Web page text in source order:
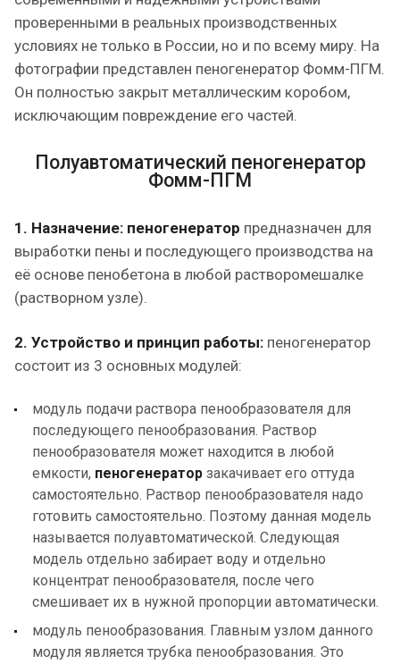
проверенными в реальных производственных
условиях не только в России, но и по всему миру. На
фотографии представлен пеногенератор Фомм-ПГМ.
Он полностью закрыт металлическим коробом,
исключающим повреждение его частей.
Полуавтоматический пеногенератор
Фомм-ПГМ
1. Назначение: пеногенератор предназначен для
выработки пены и последующего производства на
её основе пенобетона в любой растворомешалке
(растворном узле).
2. Устройство и принцип работы: пеногенератор
состоит из 3 основных модулей:
модуль подачи раствора пенообразователя для
последующего пенообразования. Раствор
пенообразователя может находится в любой
емкости, пеногенератор закачивает его оттуда
самостоятельно. Раствор пенообразователя надо
готовить самостоятельно. Поэтому данная модель
называется полуавтоматической. Следующая
модель отдельно забирает воду и отдельно
концентрат пенообразователя, после чего
смешивает их в нужной пропорции автоматически.
модуль пенообразования. Главным узлом данного
модуля является трубка пенообразования. Это